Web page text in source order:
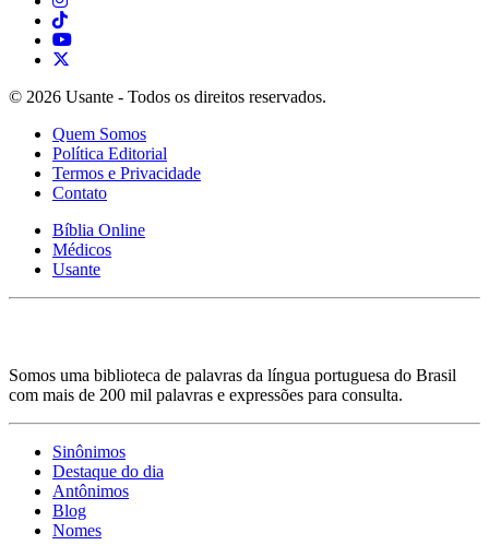
© 2026 Usante - Todos os direitos reservados.
Quem Somos
Política Editorial
Termos e Privacidade
Contato
Bíblia Online
Médicos
Usante
Somos uma biblioteca de palavras da língua portuguesa do Brasil
com mais de 200 mil palavras e expressões para consulta.
Sinônimos
Destaque do dia
Antônimos
Blog
Nomes